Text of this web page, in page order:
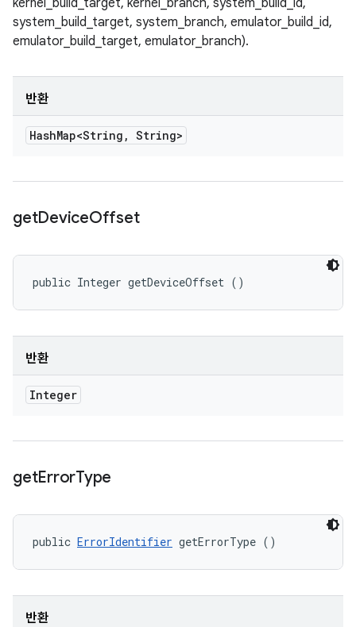
kernel_build_target, kernel_branch, system_build_id,
system_build_target, system_branch, emulator_build_id,
emulator_build_target, emulator_branch).
반환
HashMap<String , String>
getDeviceOffset
public Integer getDeviceOffset ()
반환
Integer
getErrorType
public ErrorIdentifier getErrorType ()
반환